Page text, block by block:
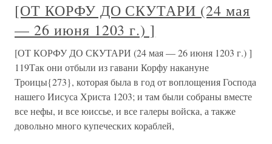
[ОТ КОРФУ ДО СКУТАРИ (24 мая
— 26 июня 1203 г.) ]
[ОТ КОРФУ ДО СКУТАРИ (24 мая — 26 июня 1203 г.) ]
119Так они отбыли из гавани Корфу накануне
Троицы{273}, которая была в год от воплощения Господа
нашего Иисуса Христа 1203; и там были собраны вместе
все нефы, и все юиссье, и все галеры войска, а также
довольно много купеческих кораблей,